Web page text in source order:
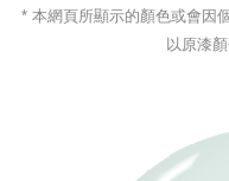
* 本網頁所顯示的顏色或會因
以原漆